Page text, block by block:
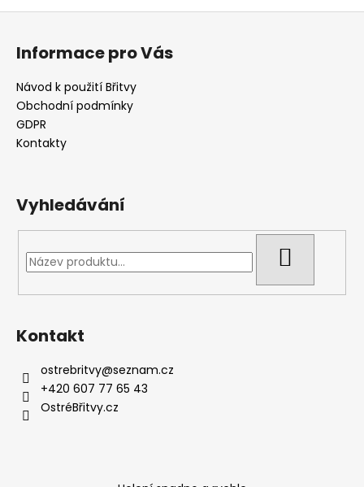
Z
Informace pro Vás
Návod k použití Břitvy
Obchodní podmínky
GDPR
Kontakty
Vyhledávání
Kontakt
ostrebritvy@seznam.cz
+420 607 77 65 43
OstréBřitvy.cz